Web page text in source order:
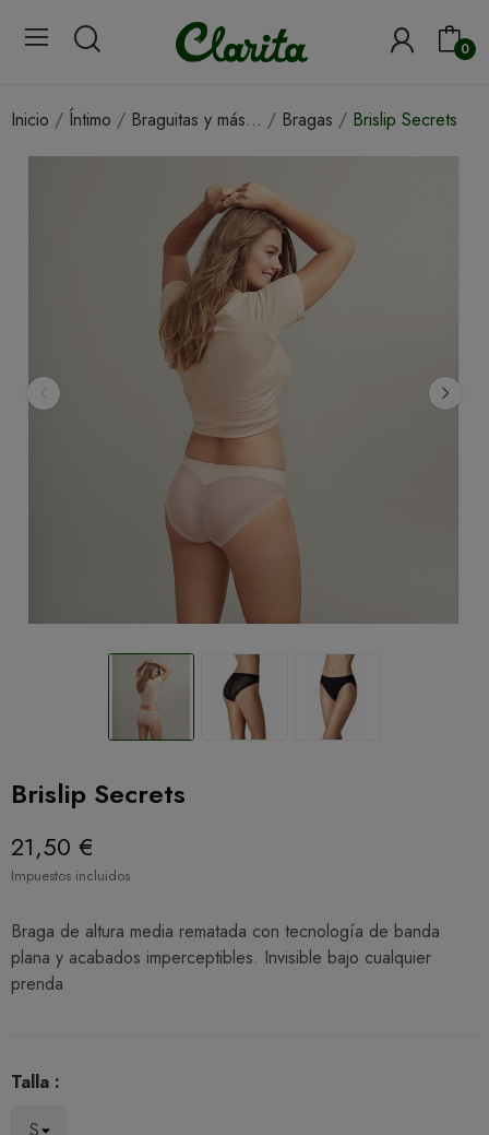
0
Inicio Íntimo Braguitas y más... Bragas Brislip Secrets
Brislip Secrets
21,50 €
Impuestos incluidos
Braga de altura media rematada con tecnología de banda
plana y acabados imperceptibles. Invisible bajo cualquier
prenda
Talla :